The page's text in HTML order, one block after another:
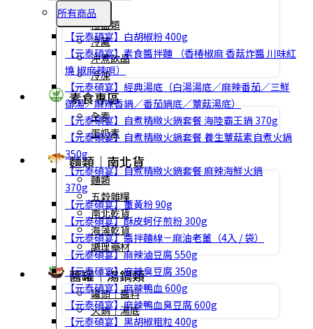
燕窩
禮盒類
冷藏
沖煮飲品
冷凍
素食專區
全素
蛋奶素
麵類｜南北貨
麵類
五穀雜糧
南北乾貨
海藻乾貨
調理藥材
醬罐｜湯鍋類
罐頭｜醬料
火鍋｜湯底
所有商品
【元泰碩宴】白胡椒粉 400g
【元泰碩宴】素食醬拌麵 （香椿椒麻 香菇炸醬 川味紅
燒 椒麻辣唄）
【元泰碩宴】經典湯底（白湯湯底／麻辣番茄／三鮮
御湯／麻辣香鍋／番茄鍋底／蕈菇湯底）
【元泰碩宴】自煮精緻火鍋套餐 海陸霸王鍋 370g
【元泰碩宴】自煮精緻火鍋套餐 養生蕈菇素自煮火鍋
350g
【元泰碩宴】自煮精緻火鍋套餐 麻辣海鮮火鍋
370g
【元泰碩宴】薑黃粉 90g
【元泰碩宴】酥皮蚵仔煎粉 300g
【元泰碩宴】醬拌麵線－麻油老薑（4入 / 袋）
【元泰碩宴】麻辣滷豆腐 550g
【元泰碩宴】麻辣臭豆腐 350g
【元泰碩宴】麻辣鴨血 600g
【元泰碩宴】麻辣鴨血臭豆腐 600g
【元泰碩宴】黑胡椒粗粒 400g